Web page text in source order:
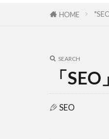
HOME
SEARCH
「
SEO